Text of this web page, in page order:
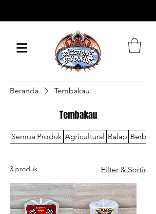
Beranda Tembakau
Tembakau
Semua Produk Agricultural Balap
3 produk Filter & Sortir